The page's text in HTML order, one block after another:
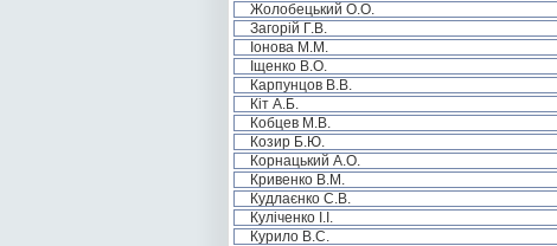
Жолобецький О.О.
Загорій Г.В.
Іонова М.М.
Іщенко В.О.
Карпунцов В.В.
Кіт А.Б.
Кобцев М.В.
Козир Б.Ю.
Корнацький А.О.
Кривенко В.М.
Кудлаєнко С.В.
Куліченко І.І.
Курило В.С.